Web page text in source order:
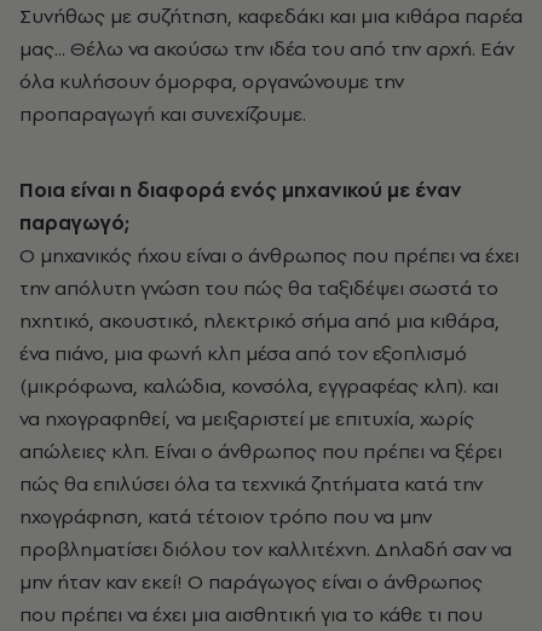
Συνήθως με συζήτηση, καφεδάκι και μια κιθάρα παρέα
μας... Θέλω να ακούσω την ιδέα του από την αρχή. Εάν
όλα κυλήσουν όμορφα, οργανώνουμε την
προπαραγωγή και συνεχίζουμε.
Ποια είναι η διαφορά ενός μηχανικού με έναν
παραγωγό;
Ο μηχανικός ήχου είναι ο άνθρωπος που πρέπει να έχει
την απόλυτη γνώση του πώς θα ταξιδέψει σωστά το
ηχητικό, ακουστικό, ηλεκτρικό σήμα από μια κιθάρα,
ένα πιάνο, μια φωνή κλπ μέσα από τον εξοπλισμό
(μικρόφωνα, καλώδια, κονσόλα, εγγραφέας κλπ). και
να ηχογραφηθεί, να μειξαριστεί με επιτυχία, χωρίς
απώλειες κλπ. Είναι ο άνθρωπος που πρέπει να ξέρει
πώς θα επιλύσει όλα τα τεχνικά ζητήματα κατά την
ηχογράφηση, κατά τέτοιον τρόπο που να μην
προβληματίσει διόλου τον καλλιτέχνη. Δηλαδή σαν να
μην ήταν καν εκεί! Ο παράγωγος είναι ο άνθρωπος
που πρέπει να έχει μια αισθητική για το κάθε τι που